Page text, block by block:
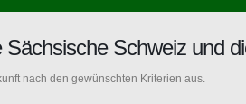
Sächsische Schweiz und
nach den gewünschten Kriterien aus.